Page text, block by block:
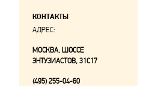
КОНТАКТЫ
АДРЕС:
МОСКВА, ШОССЕ
ЭНТУЗИАСТОВ, 31С17
(495) 255-04-60